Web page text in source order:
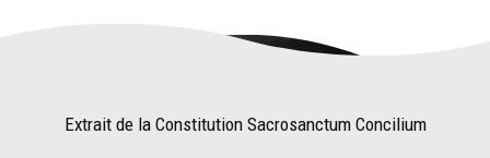
Extrait de la Constitution Sacrosanctum Concilium